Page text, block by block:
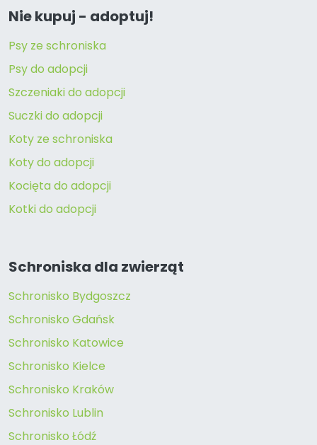
Nie kupuj - adoptuj!
Psy ze schroniska
Psy do adopcji
Szczeniaki do adopcji
Suczki do adopcji
Koty ze schroniska
Koty do adopcji
Kocięta do adopcji
Kotki do adopcji
Schroniska dla zwierząt
Schronisko Bydgoszcz
Schronisko Gdańsk
Schronisko Katowice
Schronisko Kielce
Schronisko Kraków
Schronisko Lublin
Schronisko Łódź